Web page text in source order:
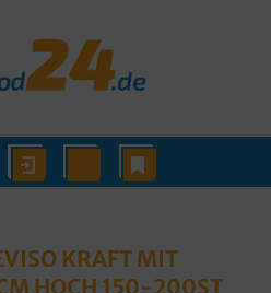
KRAFT MIT
HOCH 150-200ST